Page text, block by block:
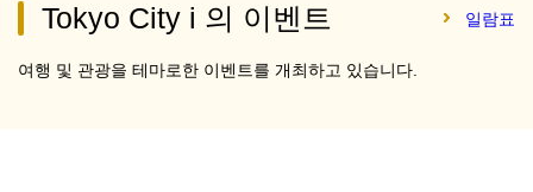
Tokyo City i 의 이벤트 일람표
여행 및 관광을 테마로한 이벤트를 개최하고 있습니다.